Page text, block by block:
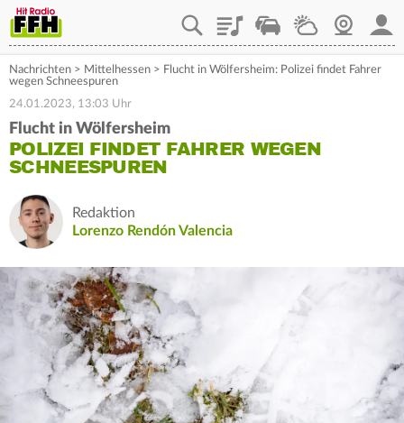
PlaylistStaupilotWetterWebcam
Nachrichten > Mittelhessen > Flucht in Wölfersheim: Polizei findet Fahrer
wegen Schneespuren
24.01.2023, 13:03 Uhr
Flucht in Wölfersheim
POLIZEI FINDET FAHRER WEGEN
SCHNEESPUREN
Redaktion
Lorenzo Rendón Valencia